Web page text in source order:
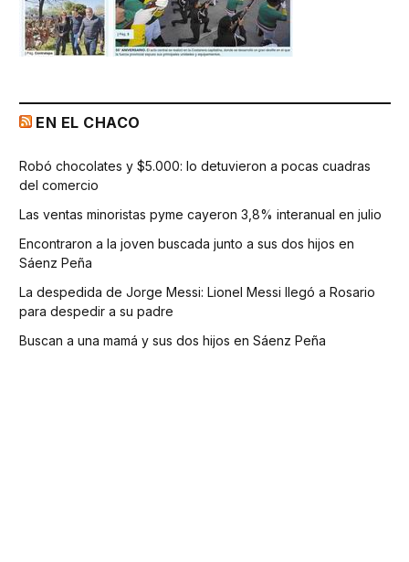
EN EL CHACO
Robó chocolates y $5.000: lo detuvieron a pocas cuadras
del comercio
Las ventas minoristas pyme cayeron 3,8% interanual en julio
Encontraron a la joven buscada junto a sus dos hijos en
Sáenz Peña
La despedida de Jorge Messi: Lionel Messi llegó a Rosario
para despedir a su padre
Buscan a una mamá y sus dos hijos en Sáenz Peña